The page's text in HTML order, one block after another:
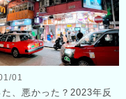
01
た、悪かった？2023年反